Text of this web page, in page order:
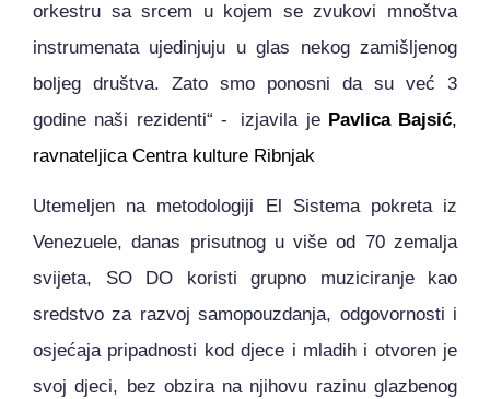
orkestru sa srcem u kojem se zvukovi mnoštva
instrumenata ujedinjuju u glas nekog zamišljenog
boljeg društva. Zato smo ponosni da su već 3
godine naši rezidenti“ -
izjavila je Pavlica Bajsić,
ravnateljica Centra kulture Ribnjak
Utemeljen na metodologiji El Sistema pokreta iz
Venezuele, danas prisutnog u više od 70 zemalja
svijeta, SO DO koristi grupno muziciranje kao
sredstvo za razvoj samopouzdanja, odgovornosti i
osjećaja pripadnosti kod djece i mladih i otvoren je
svoj djeci, bez obzira na njihovu razinu glazbenog